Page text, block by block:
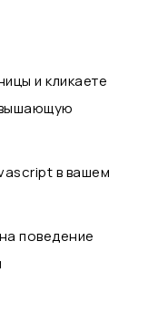
и кликаете
в вашем
поведение